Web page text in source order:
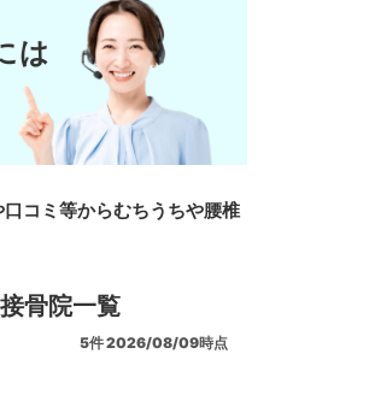
は
コミ等からむちうちや腰椎
骨院一覧
5件2026/08/09時点